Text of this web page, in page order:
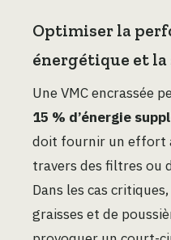
Optimiser la
énergétique et
Une VMC encrassée
15 % d’énergie
doit fournir un effort
travers des filtres ou
Dans les cas
graisses et de